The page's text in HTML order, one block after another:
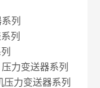
列
列
力变送器系列
力变送器系列